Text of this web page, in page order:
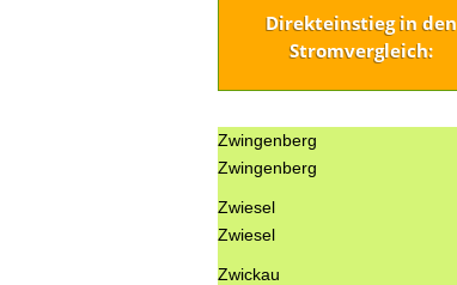
Direkteinstieg in den
Stromvergleich:
Zwingenberg
Zwingenberg
Zwiesel
Zwiesel
Zwickau